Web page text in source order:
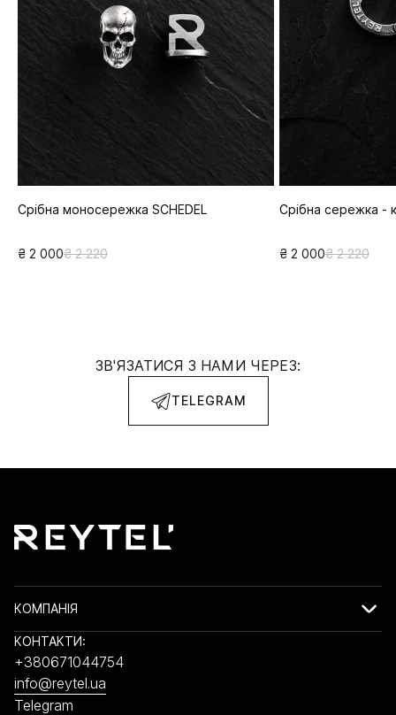
Срібна моносережка SCHEDEL
₴ 2 000₴ 2 220
Срібна сережка -
₴ 2 000₴ 2 220
ЗВ'ЯЗАТИСЯ З НАМИ ЧЕРЕЗ:
TELEGRAM
КОМПАНІЯ
КОНТАКТИ:
+380671044754
info@reytel.ua
Telegram